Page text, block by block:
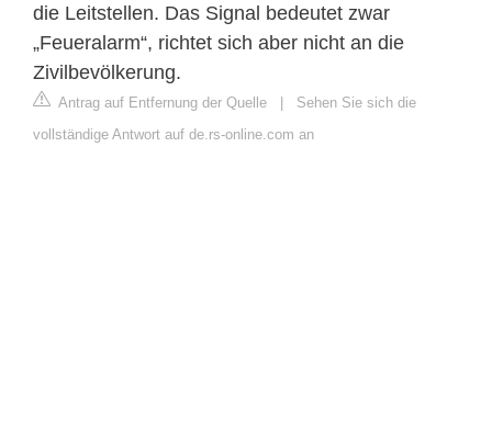
die Leitstellen. Das Signal bedeutet zwar
„Feueralarm“, richtet sich aber nicht an die
Zivilbevölkerung.
Antrag auf Entfernung der Quelle | Sehen Sie sich die
vollständige Antwort auf de.rs-online.com an